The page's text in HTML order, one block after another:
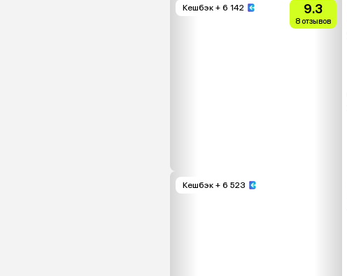
Кешбэк + 6 142 9.3
8 отзывов
Кешбэк + 6 523